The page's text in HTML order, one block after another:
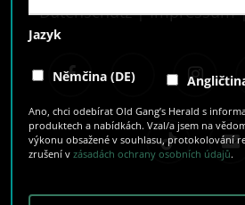
Datenschutz|Impressum
facebook
tiktok email
Jazyk
Němčina (DE)
Ano, chci odebírat Old Gang’s Herald s
produktech a nabídkách. Vzal/a jsem na
výkonu obsažené v souhlasu, protokolování
zrušení vzásadách ochrany osobních údajů.